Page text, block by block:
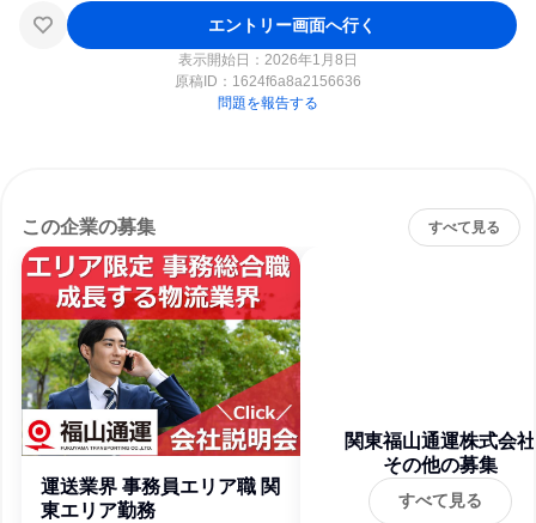
エントリー画面へ行く
表示開始日：2026年1月8日
原稿ID： 1624f6a8a2156636
問題を報告する
この企業の募集 すべて見る
運送業界 事務員エリア職 関
東エリア勤務
関東福山通運株式会社
その他の募集
すべて見る